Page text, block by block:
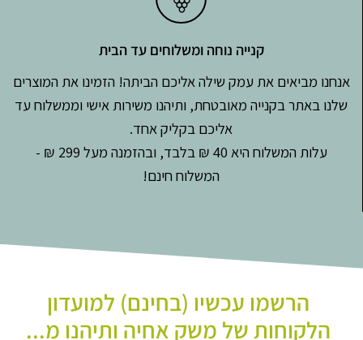
קנייה נוחה ומשלוחים עד הבית
אנחנו מביאים את עמק שילה אליכם הביתה! הזמינו את המוצרים
שלנו באתר בקנייה מאובטחת, ותיהנו משירות אישי וממשלוח עד
אליכם בקליק אחד.
עלות המשלוח היא 40 ₪ בלבד, ובהזמנה מעל 299 ₪ -
המשלוח חינם!
הרשמו עכשיו (בחינם) למועדון
הלקוחות של משק אחיה ותיהנו מ...